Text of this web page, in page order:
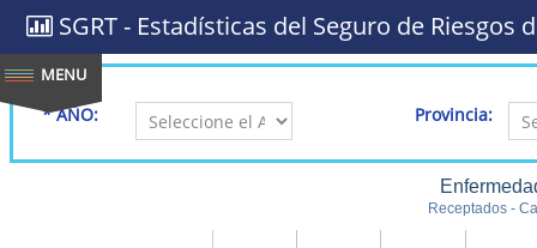
SGRT - Estadísticas del Seguro de Riesgos
* AÑO: Provincia:
Receptados -